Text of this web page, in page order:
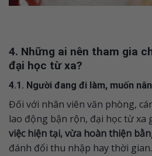
4. Những ai nên tham gia
đại học từ xa?
4.1. Người đang đi làm, muốn
Đối với nhân viên văn phòng,
lao động bận rộn, đại học từ xa
việc hiện tại, vừa hoàn thiện
đánh đổi thu nhập hay thời gian.